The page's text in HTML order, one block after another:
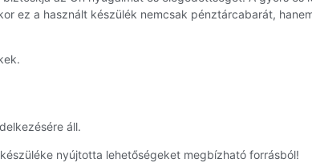
ez a használt készülék nemcsak pénztárcabarát,
áll.
nyújtotta lehetőségeket megbízható forrásból!